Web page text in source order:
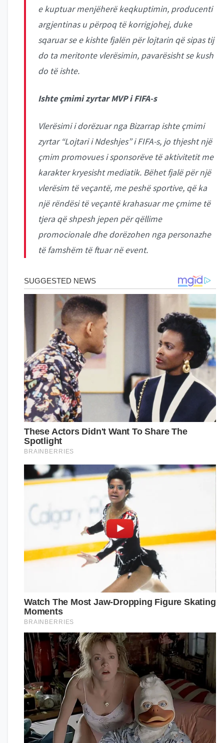
e kuptuar menjëherë keqkuptimin, producenti
argjentinas u përpoq të korrigjohej, duke
sqaruar se e kishte fjalën për lojtarin që sipas tij
do ta meritonte vlerësimin, pavarësisht se kush
do të ishte.
Ishte çmimi zyrtar MVP i FIFA-s
Vlerësimi i dorëzuar nga Bizarrap ishte çmimi
zyrtar “Lojtari i Ndeshjes” i FIFA-s, jo thjesht një
çmim promovues i sponsorëve të aktivitetit me
karakter kryesisht mediatik. Bëhet fjalë për një
vlerësim të veçantë, me peshë sportive, që ka
një rëndësi të veçantë krahasuar me çmime të
tjera që shpesh jepen për qëllime
promocionale dhe dorëzohen nga personazhe
të famshëm të ftuar në event.